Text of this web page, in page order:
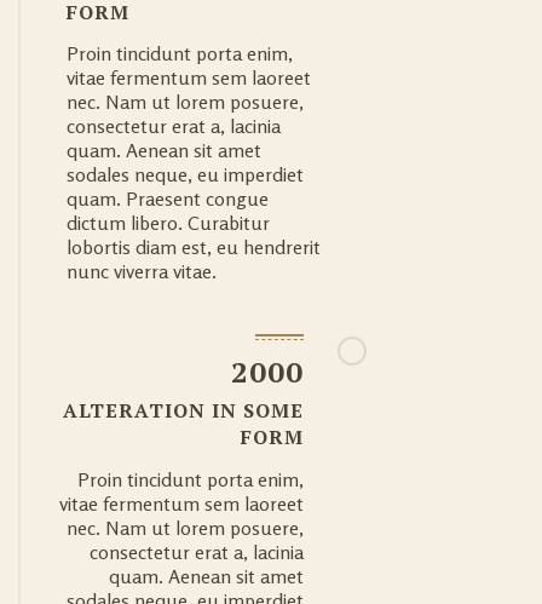
FORM
Proin tincidunt porta enim,
vitae fermentum sem laoreet
nec. Nam ut lorem posuere,
consectetur erat a, lacinia
quam. Aenean sit amet
sodales neque, eu imperdiet
quam. Praesent congue
dictum libero. Curabitur
lobortis diam est, eu hendrerit
nunc viverra vitae.
2000
ALTERATION IN SOME
FORM
Proin tincidunt porta enim,
vitae fermentum sem laoreet
nec. Nam ut lorem posuere,
consectetur erat a, lacinia
quam. Aenean sit amet